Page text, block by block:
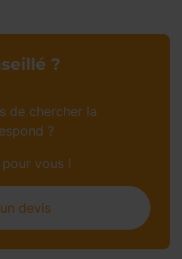
?
de chercher la
?
vous !
devis